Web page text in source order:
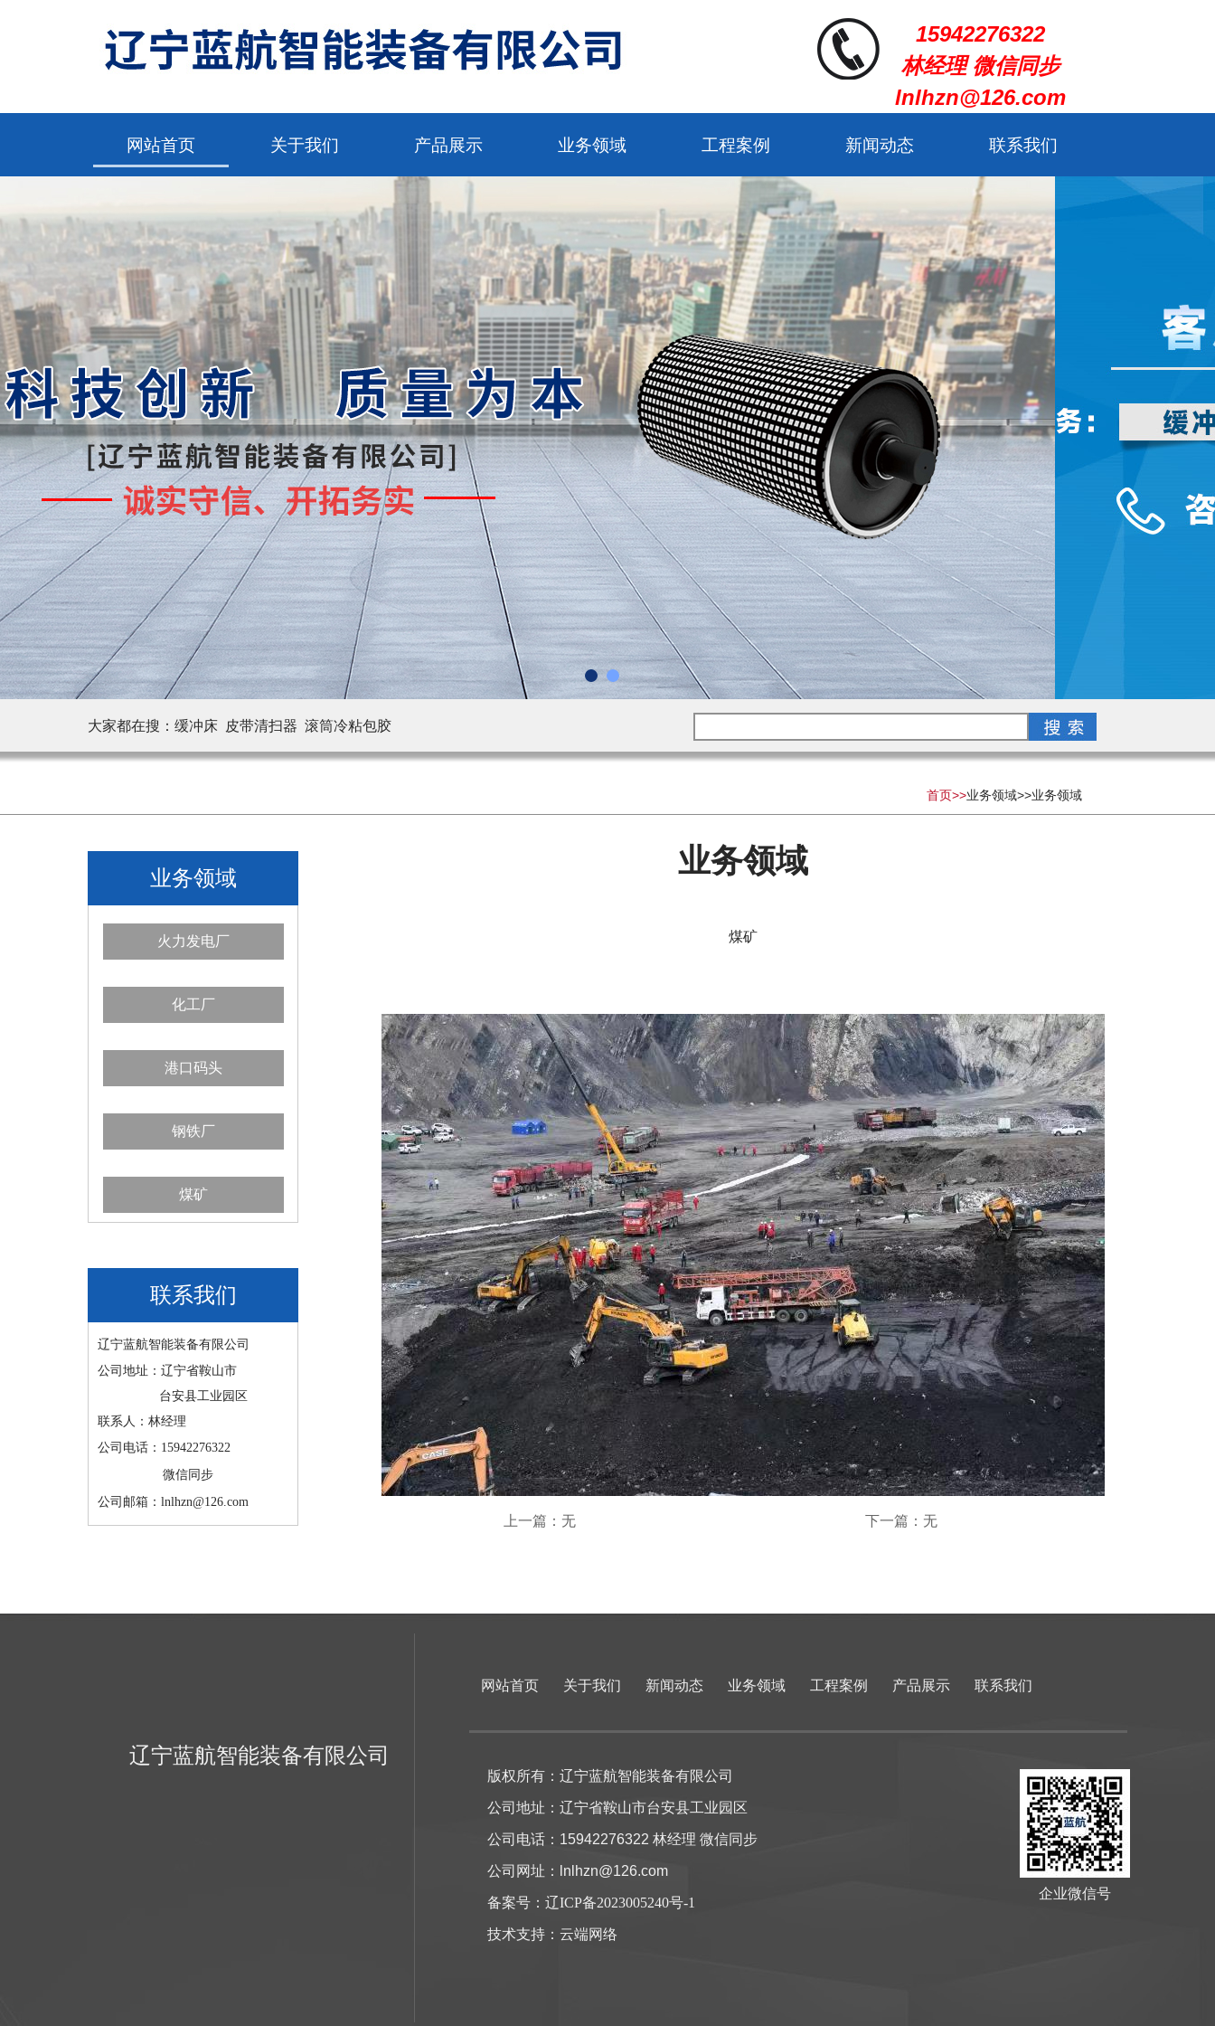
15942276322
林经理 微信同步
lnlhzn@126.com
网站首页 关于我们 产品展示 业务领域 工程案例 新闻动态 联系我们
大家都在搜： 缓冲床 皮带清扫器 滚筒冷粘包胶
首页>>业务领域>>业务领域
业务领域
火力发电厂
化工厂
港口码头
钢铁厂
煤矿
联系我们
辽宁蓝航智能装备有限公司
公司地址：辽宁省鞍山市
台安县工业园区
联系人：林经理
公司电话：15942276322
微信同步
公司邮箱：lnlhzn@126.com
业务领域
煤矿
上一篇：无 下一篇：无
辽宁蓝航智能装备有限公司
网站首页 关于我们 新闻动态 业务领域 工程案例 产品展示 联系我们
版权所有：辽宁蓝航智能装备有限公司
公司地址：辽宁省鞍山市台安县工业园区
公司电话：15942276322 林经理 微信同步
公司网址：lnlhzn@126.com
备案号： 辽ICP备2023005240号-1
技术支持： 云端网络
企业微信号